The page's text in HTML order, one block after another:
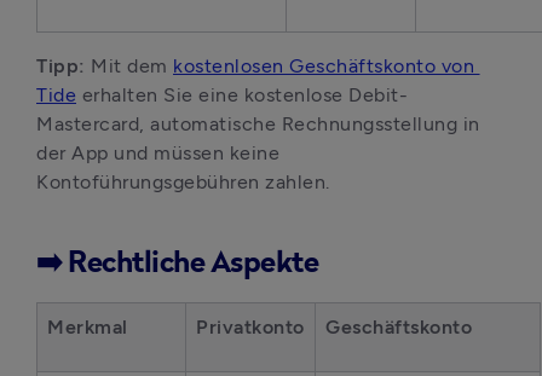
Tipp: Mit dem kostenlosen Geschäftskonto von
Tide erhalten Sie eine kostenlose Debit-
Mastercard, automatische Rechnungsstellung in
der App und müssen keine
Kontoführungsgebühren zahlen.
➡️ Rechtliche Aspekte
Merkmal Privatkonto Geschäftskonto